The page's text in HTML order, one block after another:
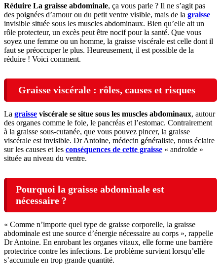
Réduire La graisse abdominale, ça vous parle ? Il ne s’agit pas
des poignées d’amour ou du petit ventre visible, mais de la graisse
invisible située sous les muscles abdominaux. Bien qu’elle ait un
rôle protecteur, un excès peut être nocif pour la santé. Que vous
soyez une femme ou un homme, la graisse viscérale est celle dont il
faut se préoccuper le plus. Heureusement, il est possible de la
réduire ! Voici comment.
Graisse viscérale : rôles, causes et risques
La graisse viscérale se situe sous les muscles abdominaux, autour
des organes comme le foie, le pancréas et l’estomac. Contrairement
à la graisse sous-cutanée, que vous pouvez pincer, la graisse
viscérale est invisible. Dr Antoine, médecin généraliste, nous éclaire
sur les causes et les conséquences de cette graisse « androïde »
située au niveau du ventre.
Pourquoi la graisse abdominale est
nécessaire ?
« Comme n’importe quel type de graisse corporelle, la graisse
abdominale est une source d’énergie nécessaire au corps », rappelle
Dr Antoine. En enrobant les organes vitaux, elle forme une barrière
protectrice contre les infections. Le problème survient lorsqu’elle
s’accumule en trop grande quantité.